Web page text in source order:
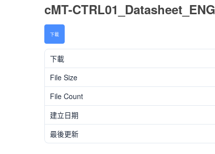
cMT-CTRL01_Datasheet_ENG
下載
下載
File Size
File Count
建立日期
最後更新